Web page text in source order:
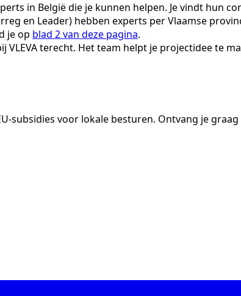
in België die je kunnen helpen. Je vindt hun
en Leader) hebben experts per Vlaamse
je op blad 2 van deze pagina.
VLEVA terecht. Het team helpt je projectidee te
subsidies voor lokale besturen. Ontvang je